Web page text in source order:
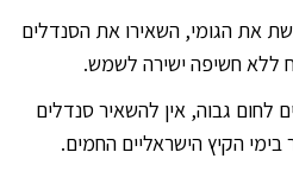
את הגומי, השאירו את הסנדלים
ללא חשיפה ישירה לשמש.
לחום גבוה, אין להשאיר סנדלים
הקיץ הישראליים החמים.